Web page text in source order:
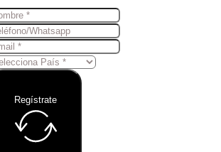
Regístrate